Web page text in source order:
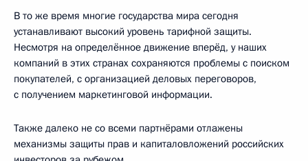
В то же время многие государства мира сегодня
устанавливают высокий уровень тарифной защиты.
Несмотря на определённое движение вперёд, у наших
компаний в этих странах сохраняются проблемы с поиском
покупателей, с организацией деловых переговоров,
с получением маркетинговой информации.
Также далеко не со всеми партнёрами отлажены
механизмы защиты прав и капиталовложений российских